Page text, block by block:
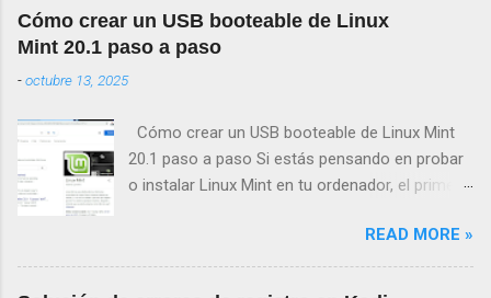
Cómo crear un USB booteable de Linux
Mint 20.1 paso a paso
-octubre 13, 2025
Cómo crear un USB booteable de Linux Mint
20.1 paso a paso Si estás pensando en probar
o instalar Linux Mint en tu ordenador, el primer
Mint 20.1 . Este proceso te permitirá iniciar el
sistema operativo desde una memoria USB, sin
necesidad de modificar tu disco duro hasta que
READ MORE »